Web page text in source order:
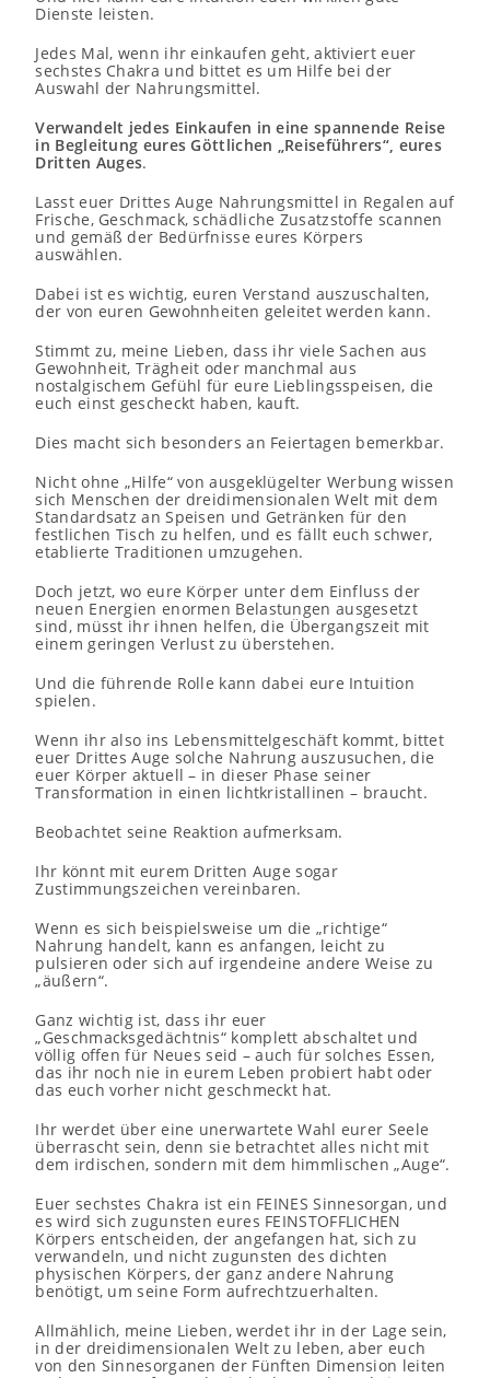
Dienste leisten.
Jedes Mal, wenn ihr einkaufen geht, aktiviert euer
sechstes Chakra und bittet es um Hilfe bei der
Auswahl der Nahrungsmittel.
Verwandelt jedes Einkaufen in eine spannende Reise
in Begleitung eures Göttlichen „Reiseführers“, eures
Dritten Auges.
Lasst euer Drittes Auge Nahrungsmittel in Regalen auf
Frische, Geschmack, schädliche Zusatzstoffe scannen
und gemäß der Bedürfnisse eures Körpers
auswählen.
Dabei ist es wichtig, euren Verstand auszuschalten,
der von euren Gewohnheiten geleitet werden kann.
Stimmt zu, meine Lieben, dass ihr viele Sachen aus
Gewohnheit, Trägheit oder manchmal aus
nostalgischem Gefühl für eure Lieblingsspeisen, die
euch einst gescheckt haben, kauft.
Dies macht sich besonders an Feiertagen bemerkbar.
Nicht ohne „Hilfe“ von ausgeklügelter Werbung wissen
sich Menschen der dreidimensionalen Welt mit dem
Standardsatz an Speisen und Getränken für den
festlichen Tisch zu helfen, und es fällt euch schwer,
etablierte Traditionen umzugehen.
Doch jetzt, wo eure Körper unter dem Einfluss der
neuen Energien enormen Belastungen ausgesetzt
sind, müsst ihr ihnen helfen, die Übergangszeit mit
einem geringen Verlust zu überstehen.
Und die führende Rolle kann dabei eure Intuition
spielen.
Wenn ihr also ins Lebensmittelgeschäft kommt, bittet
euer Drittes Auge solche Nahrung auszusuchen, die
euer Körper aktuell – in dieser Phase seiner
Transformation in einen lichtkristallinen – braucht.
Beobachtet seine Reaktion aufmerksam.
Ihr könnt mit eurem Dritten Auge sogar
Zustimmungszeichen vereinbaren.
Wenn es sich beispielsweise um die „richtige“
Nahrung handelt, kann es anfangen, leicht zu
pulsieren oder sich auf irgendeine andere Weise zu
„äußern“.
Ganz wichtig ist, dass ihr euer
„Geschmacksgedächtnis“ komplett abschaltet und
völlig offen für Neues seid – auch für solches Essen,
das ihr noch nie in eurem Leben probiert habt oder
das euch vorher nicht geschmeckt hat.
Ihr werdet über eine unerwartete Wahl eurer Seele
überrascht sein, denn sie betrachtet alles nicht mit
dem irdischen, sondern mit dem himmlischen „Auge“.
Euer sechstes Chakra ist ein FEINES Sinnesorgan, und
es wird sich zugunsten eures FEINSTOFFLICHEN
Körpers entscheiden, der angefangen hat, sich zu
verwandeln, und nicht zugunsten des dichten
physischen Körpers, der ganz andere Nahrung
benötigt, um seine Form aufrechtzuerhalten.
Allmählich, meine Lieben, werdet ihr in der Lage sein,
in der dreidimensionalen Welt zu leben, aber euch
von den Sinnesorganen der Fünften Dimension leiten